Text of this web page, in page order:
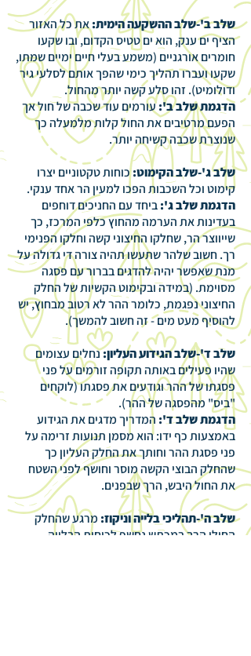
שלב ב'-שלב ההשקעה הימית:את כל האזור
הציף ים ענק, הוא ים טטיס הקדום, ובו שקעו
חומרים אורגניים (משמע בעלי חיים ימיים שמתו,
שקעו ועברו תהליך כימי שהפך אותם לסלעי גיר
ודולומיט). זהו סלע קשה יותר מהחול.
הדגמת שלב ב':עורמים עוד שכבה של חול אך
הפעם מרטיבים את החול קלות מלמעלה כך
שנוצרת שכבה קשיחה יותר.
שלב ג'-שלב הקימוט:כוחות טקטוניים יצרו
קימוט וכל השכבות הפכו למעין הר אחד ענקי.
הדגמת שלב ג':ביחד עם החניכים דוחפים
בעדינות את הערמה מהחוץ כלפי המרכז, כך
שייווצר הר, שחלקו החיצוני קשה וחלקו הפנימי
רך. חשוב שלהר שתעשו תהיה צורה די גדולה על
מנת שאפשר יהיה להדגים בברור עם פסגה
מסוימת. (במידה ובקימוט הקשיות של החלק
החיצוני נפגמת, כלומר ההר לא רטוב מבחוץ, יש
להוסיף מעט מים - זה חשוב להמשך).
שלב ד'-שלב הגידוע העליון:נחלים עצומים
שהיו פעילים באותה תקופה זורמים על פני
פסגתו של ההר וגודעים את פסגתו (לוקחים
"ביס" מהפסגה של ההר).
הדגמת שלב ד': המדריך מדגים את הגידוע
באמצעות כף ידו: הוא מסמן תנועות זרימה על
פני פסגת ההר וחותך את החלק העליון כך
שהחלק הבוצי הקשה מוסר וחושף לפני השטח
את החול היבש, הרך שבפנים.
שלב ה'-תהליכי בלייה וניקוז: מרגע שהחלק
החולי הרך במכתש נחשף לכוחות הבלייה,